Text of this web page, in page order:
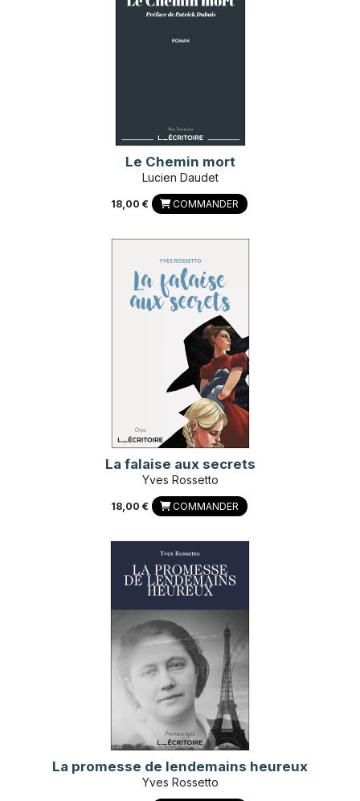
Le Chemin mort
Lucien Daudet
18,00 € COMMANDER
La falaise aux secrets
Yves Rossetto
18,00 € COMMANDER
La promesse de lendemains heureux
Yves Rossetto